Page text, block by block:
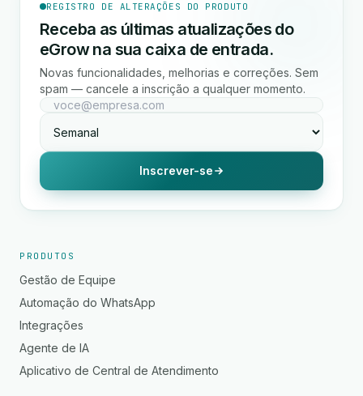
REGISTRO DE ALTERAÇÕES DO PRODUTO
Receba as últimas atualizações do
eGrow na sua caixa de entrada.
Novas funcionalidades, melhorias e correções. Sem
spam — cancele a inscrição a qualquer momento.
Inscrever-se
PRODUTOS
Gestão de Equipe
Automação do WhatsApp
Integrações
Agente de IA
Aplicativo de Central de Atendimento